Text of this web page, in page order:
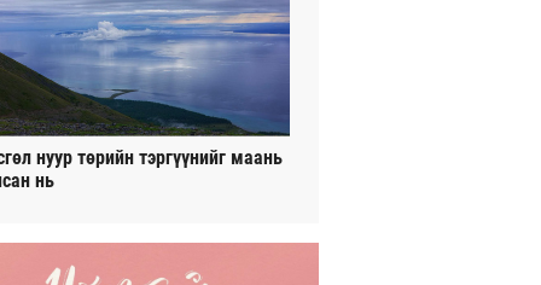
нуур төрийн тэргүүнийг маань
нь